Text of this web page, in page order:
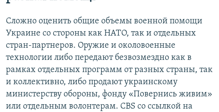
Сложно оценить общие объемы военной помощи
Украине со стороны как НАТО, так и отдельных
стран-партнеров. Оружие и околовоенные
технологии либо передают безвозмездно как в
рамках отдельных программ от разных страны, так
и коллективно, либо продают украинскому
министерству обороны, фонду «Повернись живим»
или отдельным волонтерам. CBS со ссылкой на